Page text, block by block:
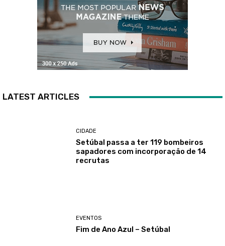
LATEST ARTICLES
CIDADE
Setúbal passa a ter 119 bombeiros
sapadores com incorporação de 14
recrutas
EVENTOS
Fim de Ano Azul – Setúbal